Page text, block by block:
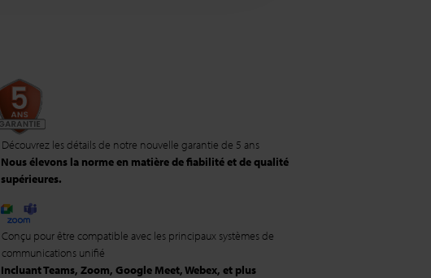
Découvrez les détails de notre nouvelle garantie de 5 ans
Nous élevons la norme en matière de fiabilité et de qualité
supérieures.
Conçu pour être compatible avec les principaux systèmes de
communications unifié
Incluant Teams, Zoom, Google Meet, Webex, et plus